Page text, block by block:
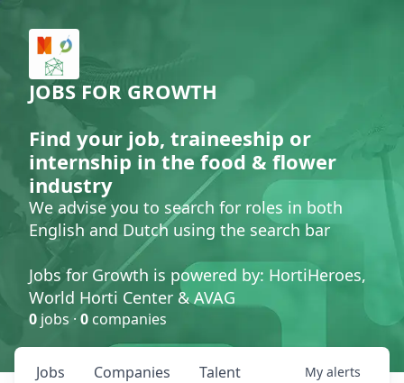
JOBS FOR GROWTH
Find your job, traineeship or
internship in the food & flower
industry
We advise you to search for roles in both
English and Dutch using the search bar
Jobs for Growth is powered by: HortiHeroes,
World Horti Center & AVAG
0 jobs · 0 companies
Jobs Companies Talent My alerts